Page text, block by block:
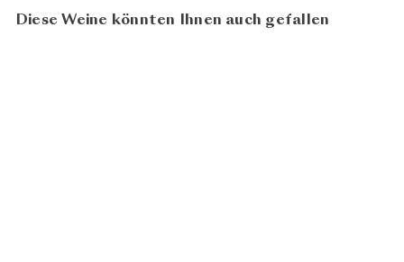
Diese Weine könnten Ihnen auch gefallen